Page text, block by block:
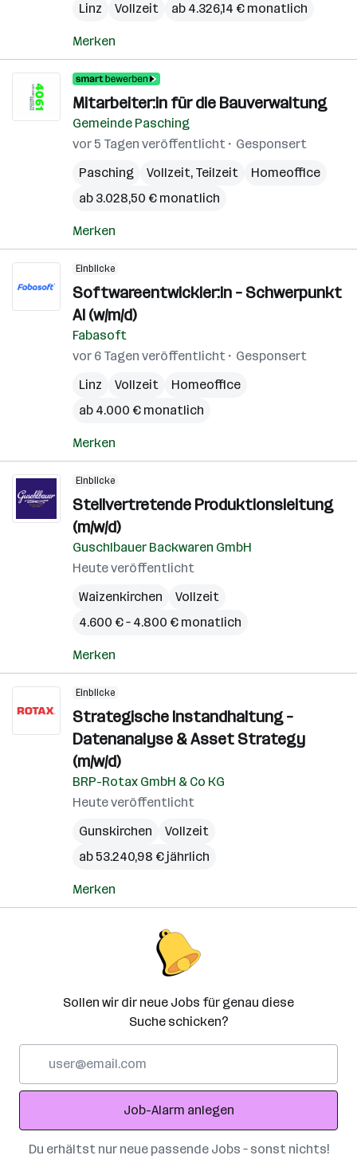
Linz
Vollzeit ab 4.326,14 € monatlich
Merken
Mitarbeiter:in für die Bauverwaltung
Gemeinde Pasching
vor 5 Tagen veröffentlicht
Gesponsert
Pasching
Vollzeit, Teilzeit
Homeoffice
ab 3.028,50 € monatlich
Merken
Einblicke
Softwareentwickler:in – Schwerpunkt
AI (w/m/d)
Fabasoft
vor 6 Tagen veröffentlicht
Gesponsert
Linz
Vollzeit
Homeoffice
ab 4.000 € monatlich
Merken
Einblicke
Stellvertretende Produktionsleitung
(m/w/d)
Guschlbauer Backwaren GmbH
Heute veröffentlicht
Waizenkirchen
Vollzeit
4.600 € – 4.800 € monatlich
Merken
Einblicke
Strategische Instandhaltung –
Datenanalyse & Asset Strategy
(m/w/d)
BRP-Rotax GmbH & Co KG
Heute veröffentlicht
Gunskirchen
Vollzeit
ab 53.240,98 € jährlich
Merken
Sollen wir dir neue Jobs für genau diese
Suche schicken?
Adresse
Job-Alarm anlegen
Du erhältst nur neue passende Jobs – sonst nichts!